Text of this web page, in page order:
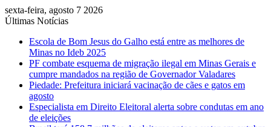
sexta-feira, agosto 7 2026
Últimas Notícias
Escola de Bom Jesus do Galho está entre as melhores de
Minas no Ideb 2025
PF combate esquema de migração ilegal em Minas Gerais e
cumpre mandados na região de Governador Valadares
Piedade: Prefeitura iniciará vacinação de cães e gatos em
agosto
Especialista em Direito Eleitoral alerta sobre condutas em ano
de eleições